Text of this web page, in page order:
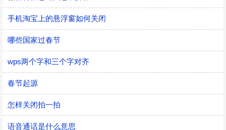
手机淘宝上的悬浮窗如何关闭
哪些国家过春节
wps两个字和三个字对齐
春节起源
怎样关闭拍一拍
语音通话是什么意思